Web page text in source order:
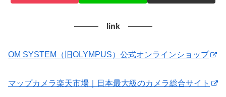
link
OM SYSTEM（旧OLYMPUS）公式オンラインショップ
マップカメラ楽天市場｜日本最大級のカメラ総合サイト